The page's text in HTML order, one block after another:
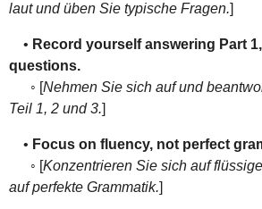
laut und üben Sie typische Fragen.]
• Record yourself answering Part
questions.
◦ [Nehmen Sie sich auf und
Teil 1, 2 und 3.]
• Focus on fluency, not perfect
◦ [Konzentrieren Sie sich auf
auf perfekte Grammatik.]